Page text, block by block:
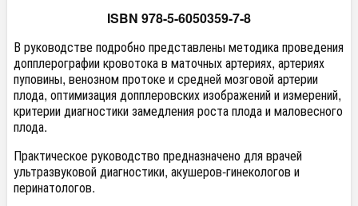
ISBN 978-5-6050359-7-8
В руководстве подробно представлены методика проведения
допплерографии кровотока в маточных артериях, артериях
пуповины, венозном протоке и средней мозговой артерии
плода, оптимизация допплеровских изображений и измерений,
критерии диагностики замедления роста плода и маловесного
плода.
Практическое руководство предназначено для врачей
ультразвуковой диагностики, акушеров-гинекологов и
перинатологов.